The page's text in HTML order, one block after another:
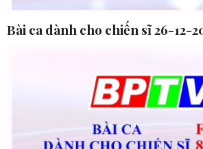
Bài ca dành cho chiến sĩ 26-12-